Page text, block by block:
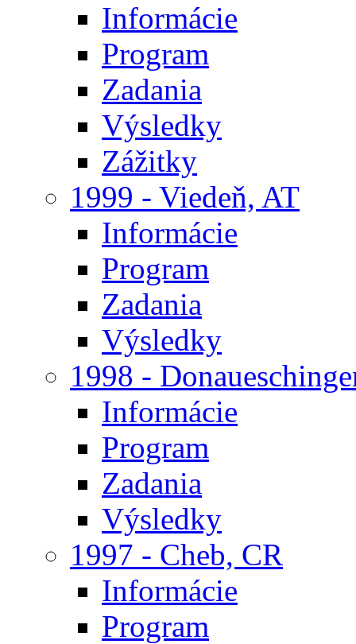
Informácie
Program
Zadania
Výsledky
Zážitky
1999 - Viedeň, AT
Informácie
Program
Zadania
Výsledky
1998 -
Informácie
Program
Zadania
Výsledky
1997 - Cheb, CR
Informácie
Program